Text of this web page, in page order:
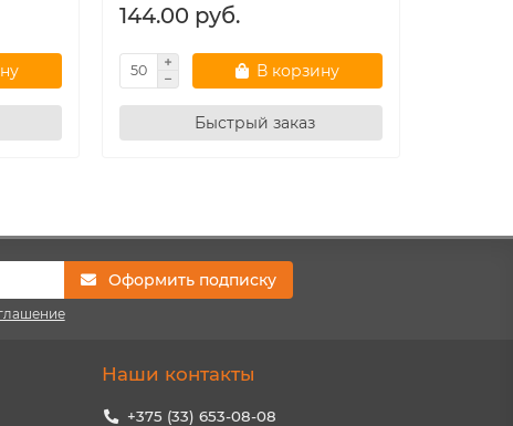
144.00 руб.
В корзину
Быстрый заказ
Оформить подписку
Наши контакты
+375 (33) 653-08-08